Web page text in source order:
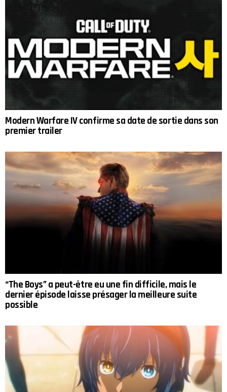
Modern Warfare IV confirme sa date de sortie dans son
premier trailer
“The Boys” a peut-être eu une fin difficile, mais le
dernier épisode laisse présager la meilleure suite
possible